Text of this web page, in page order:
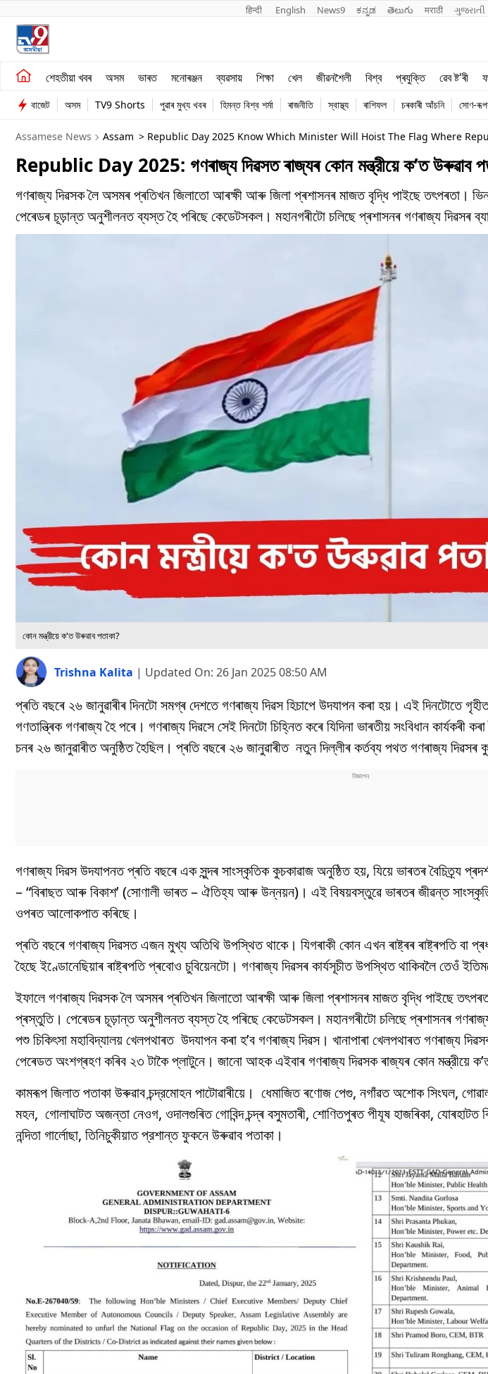
हिन्दी English News9 ಕನ್ನಡ తెలుగు मराठी ગુજરાતી
শেহতীয়া খবৰ অসম ভাৰত মনোৰঞ্জন ব্যৱসায় শিক্ষা খেল জীৱনশৈলী বিশ্ব প্ৰযুক্তি ৱেব ষ্ট'ৰী
শেহতীয়া খবৰ
অসম
ভাৰত
ব্যৱসায়
খেল
জীৱনশৈলী
বাজেট অসম TV9 Shorts পুৱাৰ মুখ্য খবৰ হিমন্ত বিশ্ব শৰ্মা ৰাজনীতি স্বাস্থ্য ৰাশিফল চৰকাৰী আঁচনি সোণ-
Assamese News Assam > Republic Day 2025 Know Which Minister Will Hoist The Flag Where
Republic Day 2025: গণৰাজ্য দিৱসত ৰাজ্যৰ কোন মন্ত্রীয়ে ক’ত উৰুৱাব
গণৰাজ্য দিৱসক লৈ অসমৰ প্ৰতিখন জিলাতো আৰক্ষী আৰু জিলা প্ৰশাসনৰ মাজত বৃদ্ধি পাইছে তৎপৰতা।
পেৰেডৰ চূড়ান্ত অনুশীলনত ব্যস্ত হৈ পৰিছে কেডেটসকল। মহানগৰীটো চলিছে প্ৰশাসনৰ গণৰাজ্য দিৱসৰ
কোন মন্ত্রীয়ে ক'ত উৰুৱাব পতাকা?
Trishna Kalita | Updated On: 26 Jan 2025 08:50 AM
প্ৰতি বছৰে ২৬ জানুৱাৰীৰ দিনটো সমগ্ৰ দেশতে গণৰাজ্য দিৱস হিচাপে উদযাপন কৰা হয়। এই দিনটোতে
গণতান্ত্ৰিক গণৰাজ্য হৈ পৰে। গণৰাজ্য দিৱসে সেই দিনটো চিহ্নিত কৰে যিদিনা ভাৰতীয় সংবিধান কাৰ্যকৰী
চনৰ ২৬ জানুৱাৰীত অনুষ্ঠিত হৈছিল। প্ৰতি বছৰে ২৬ জানুৱাৰীত নতুন দিল্লীৰ কৰ্তব্য পথত গণৰাজ্য দিৱসৰ
গণৰাজ্য দিৱস উদযাপনত প্ৰতি বছৰে এক সুন্দৰ সাংস্কৃতিক কুচকাৱাজ অনুষ্ঠিত হয়, যিয়ে ভাৰতৰ বৈচিত্ৰ্য
– “বিৰাছত আৰু বিকাশ’ (সোণালী ভাৰত – ঐতিহ্য আৰু উন্নয়ন)। এই বিষয়বস্তুৱে ভাৰতৰ জীৱন্ত
ওপৰত আলোকপাত কৰিছে।
প্ৰতি বছৰে গণৰাজ্য দিৱসত এজন মুখ্য অতিথি উপস্থিত থাকে। যিগৰাকী কোন এখন ৰাষ্ট্ৰৰ ৰাষ্ট্ৰপতি বা
হৈছে ইণ্ডোনেছিয়াৰ ৰাষ্ট্ৰপতি প্ৰবোও চুবিয়েনটো। গণৰাজ্য দিৱসৰ কাৰ্যসূচীত উপস্থিত থাকিবলৈ তেওঁ
ইফালে গণৰাজ্য দিৱসক লৈ অসমৰ প্ৰতিখন জিলাতো আৰক্ষী আৰু জিলা প্ৰশাসনৰ মাজত বৃদ্ধি পাইছে
প্ৰস্তুতি। পেৰেডৰ চূড়ান্ত অনুশীলনত ব্যস্ত হৈ পৰিছে কেডেটসকল। মহানগৰীটো চলিছে প্ৰশাসনৰ
পশু চিকিৎসা মহাবিদ্যালয় খেলপথাৰত উদযাপন কৰা হ’ব গণৰাজ্য দিৱস। খানাপাৰা খেলপথাৰত গণৰাজ্য
পেৰেডত অংশগ্ৰহণ কৰিব ২৩ টাকৈ প্লাটুনে। জানো আহক এইবাৰ গণৰাজ্য দিৱসক ৰাজ্যৰ কোন মন্ত্রীয়ে
কামৰূপ জিলাত পতাকা উৰুৱাব চন্দ্রমোহন পাটোৱাৰীয়ে। ধেমাজিত ৰণোজ পেগু, নগাঁৱত অশোক সিংঘল,
মহন, গোলাঘাটত অজন্তা নেওগ, ওদালগুৰিত গোবিন্দ চন্দ্ৰ বসুমতাৰী, শোণিতপুৰত পীযূষ হাজৰিকা, যোৰহাটত
নন্দিতা গার্লোছা, তিনিচুকীয়াত প্রশান্ত ফুকনে উৰুৱাব পতাকা।